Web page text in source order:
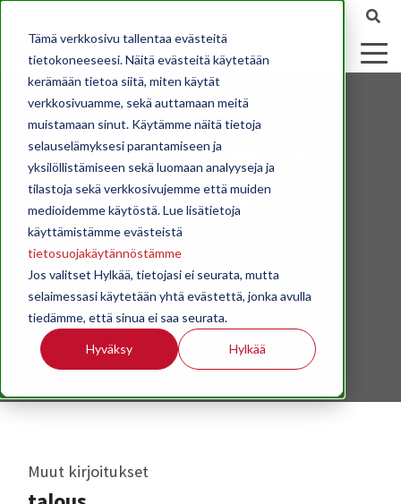
Tämä verkkosivu tallentaa evästeitä
tietokoneeseesi. Näitä evästeitä käytetään
kerämään tietoa siitä, miten käytät
verkkosivuamme, sekä auttamaan meitä
muistamaan sinut. Käytämme näitä tietoja
selauselämyksesi parantamiseen ja
yksilöllistämiseen sekä luomaan analyyseja ja
tilastoja sekä verkkosivujemme että muiden
medioidemme käytöstä. Lue lisätietoja
käyttämistämme evästeistä
tietosuojakäytännöstämme
Jos valitset Hylkää, tietojasi ei seurata, mutta
selaimessasi käytetään yhtä evästettä, jonka avulla
tiedämme, että sinua ei saa seurata.
Hyväksy Hylkää
STK - Äänessä
Ajankohtaisia puheenvuoroja
Muut kirjoitukset